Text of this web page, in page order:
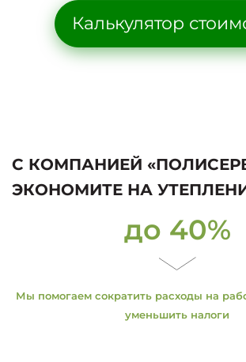
Калькулятор
С КОМПАНИЕЙ
ЭКОНОМИТЕ НА
до 40%
Мы помогаем сократить расходы на
уменьшить налоги